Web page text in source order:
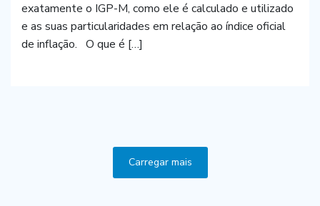
exatamente o IGP-M, como ele é calculado e utilizado
e as suas particularidades em relação ao índice oficial
de inflação. O que é […]
Carregar mais